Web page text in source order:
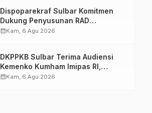
Dispoparekraf Sulbar Komitmen
Dukung Penyusunan RAD
TPB/SDGs Sulawesi Barat
calendar_monthKam, 6 Agu 2026
DKPPKB Sulbar Terima Audiensi
Kemenko Kumham Imipas RI,
Perkuat Pelayanan Kesehatan bagi
calendar_monthKam, 6 Agu 2026